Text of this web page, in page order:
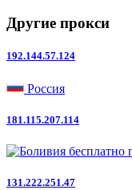
Другие прокси
192.144.57.124
Россия
181.115.207.114
131.222.251.47